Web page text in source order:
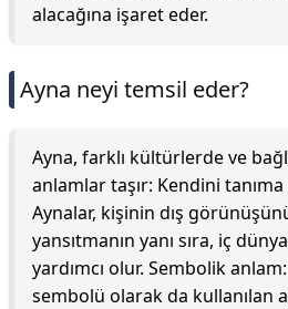
alacağına işaret eder.
Ayna neyi temsil eder?
Ayna, farklı kültürlerde ve
anlamlar taşır: Kendini tanıma
Aynalar, kişinin dış
yansıtmanın yanı sıra, iç
yardımcı olur. Sembolik
sembolü olarak da kullanılan